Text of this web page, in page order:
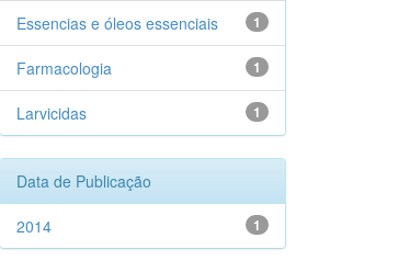
1
Essencias e óleos essenciais
1
Farmacologia
1
Larvicidas
Data de Publicação
1
2014